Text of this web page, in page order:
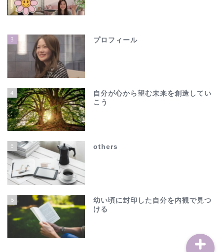
3 プロフィール
4
自分が心から望む未来を創造してい
こう
5 others
6
幼い頃に封印した自分を内観で見つ
ける
夫の不倫で心が壊れそう…
でも、このままじゃ終わ